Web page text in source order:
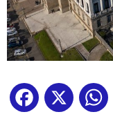
Facebook
X